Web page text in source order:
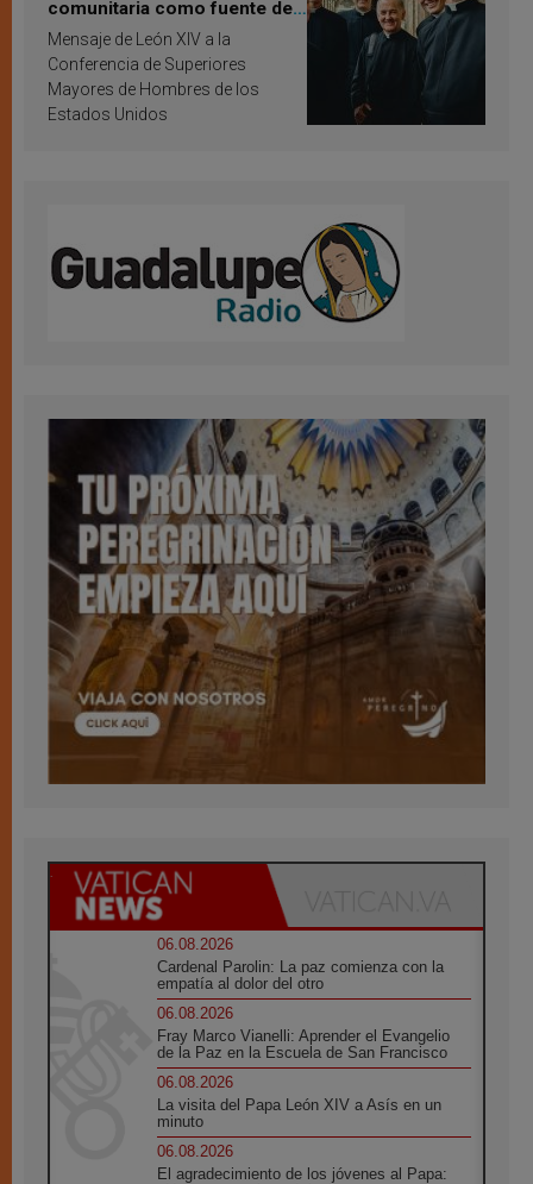
comunitaria como fuente de
inspiración y santificación
Mensaje de León XIV a la
Conferencia de Superiores
Mayores de Hombres de los
Estados Unidos
06.08.2026
Cardenal Parolin: La paz comienza con la
empatía al dolor del otro
06.08.2026
Fray Marco Vianelli: Aprender el Evangelio
de la Paz en la Escuela de San Francisco
06.08.2026
La visita del Papa León XIV a Asís en un
minuto
06.08.2026
El agradecimiento de los jóvenes al Papa: